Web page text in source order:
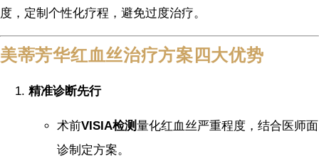
度，定制个性化疗程，避免过度治疗。
美蒂芳华红血丝治疗方案四大优势
精准诊断先行
术前VISIA检测量化红血丝严重程度，结合医师面
诊制定方案。